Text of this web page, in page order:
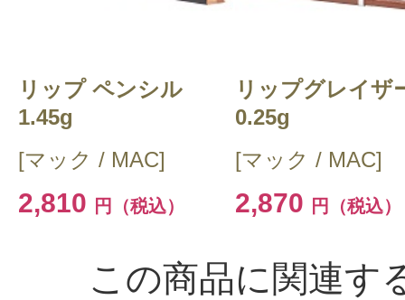
リップ ペンシル
1.45g
[マック / MAC]
2,810 円（税込）
リップグレイザ
0.25g
[マック / MAC]
2,870 円（税込）
この商品に関連す